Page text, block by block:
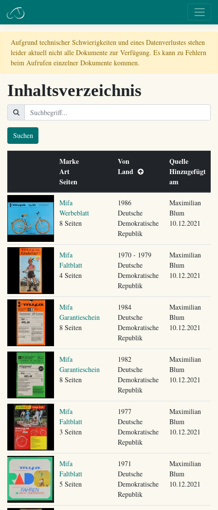
Aufgrund technischer Schwierigkeiten und eines Datenverlustes stehen
leider aktuell nicht alle Dokumente zur Verfügung. Es kann zu Fehlern
beim Aufrufen einzelner Dokumente kommen.
Inhaltsverzeichnis
Suchen
Marke
Art
Seiten
Von
Land
Quelle
Hinzugefügt
am
Mifa
Werbeblatt
8 Seiten
1986
Deutsche
Demokratische
Republik
Maximilian
Blum
10.12.2021
Mifa
Faltblatt
4 Seiten
1970 - 1979
Deutsche
Demokratische
Republik
Maximilian
Blum
10.12.2021
Mifa
Garantieschein
8 Seiten
1984
Deutsche
Demokratische
Republik
Maximilian
Blum
10.12.2021
Mifa
Garantieschein
8 Seiten
1982
Deutsche
Demokratische
Republik
Maximilian
Blum
10.12.2021
Mifa
Faltblatt
3 Seiten
1977
Deutsche
Demokratische
Republik
Maximilian
Blum
10.12.2021
Mifa
Faltblatt
5 Seiten
1971
Deutsche
Demokratische
Republik
Maximilian
Blum
10.12.2021